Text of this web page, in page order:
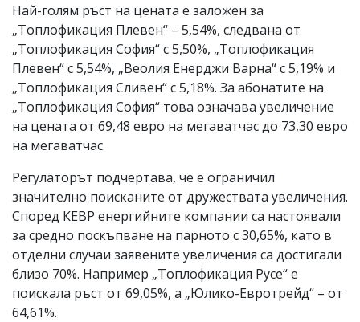
Най-голям ръст на цената е заложен за
„Топлофикация Плевен“ – 5,54%, следвана от
„Топлофикация София“ с 5,50%, „Топлофикация
Плевен“ с 5,54%, „Веолия Енерджи Варна“ с 5,19% и
„Топлофикация Сливен“ с 5,18%. За абонатите на
„Топлофикация София“ това означава увеличение
на цената от 69,48 евро на мегаватчас до 73,30 евро
на мегаватчас.
Регулаторът подчертава, че е ограничил
значително поисканите от дружествата увеличения.
Според КЕВР енергийните компании са настоявали
за средно поскъпване на парното с 30,65%, като в
отделни случаи заявените увеличения са достигали
близо 70%. Например „Топлофикация Русе“ е
поискала ръст от 69,05%, а „Юлико-Евротрейд“ – от
64,61%.